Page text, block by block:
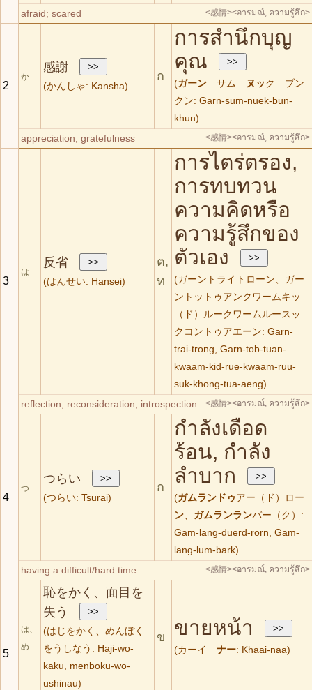
afraid; scared <感情><อารมณ์, ความรู้สึก>
2
か
感謝
(かんしゃ: Kansha)
ก
การสำนึกบุญ
คุณ
(ガーン サム ヌック ブン
クン: Garn-sum-nuek-bun-
khun)
appreciation, gratefulness <感情><อารมณ์, ความรู้สึก>
3
は
反省
(はんせい: Hansei)
ต,
ท
การไตร่ตรอง,
การทบทวน
ความคิดหรือ
ความรู้สึกของ
ตัวเอง
(ガーントライトローン、ガー
ントットゥアンクワームキッ
（ド）ルークワームルースッ
クコントゥアエーン: Garn-
trai-trong, Garn-tob-tuan-
kwaam-kid-rue-kwaam-ruu-
suk-khong-tua-aeng)
reflection, reconsideration, introspection <感情><อารมณ์, ความรู้สึก>
4
つ
つらい
(つらい: Tsurai)
ก
กำลังเดือด
ร้อน, กำลัง
ลำบาก
(ガムランドゥ アー（ド）ロー
ン、 ガムランランバー（ク）:
Gam-lang-duerd-rorn, Gam-
lang-lum-bark)
having a difficult/hard time <感情><อารมณ์, ความรู้สึก>
5
は、
め
恥をかく、面目を
失う
(はじをかく、めんぼく
をうしなう: Haji-wo-
kaku, menboku-wo-
ushinau)
ข ขายหน้า
(カーイナー: Khaai-naa)